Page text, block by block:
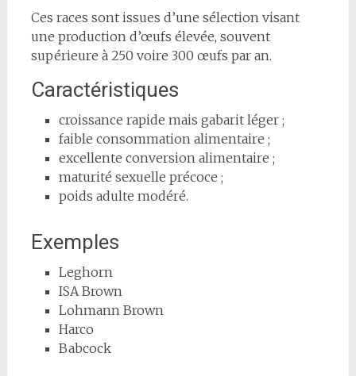
Ces races sont issues d’une sélection visant
une production d’œufs élevée, souvent
supérieure à 250 voire 300 œufs par an.
Caractéristiques
croissance rapide mais gabarit léger ;
faible consommation alimentaire ;
excellente conversion alimentaire ;
maturité sexuelle précoce ;
poids adulte modéré.
Exemples
Leghorn
ISA Brown
Lohmann Brown
Harco
Babcock